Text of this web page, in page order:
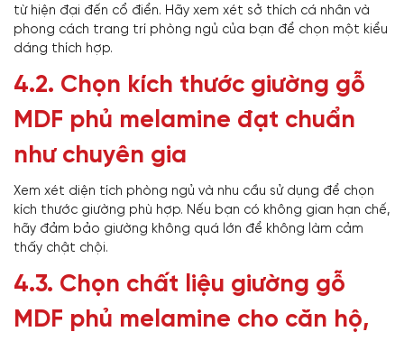
từ hiện đại đến cổ điển. Hãy xem xét sở thích cá nhân và
phong cách trang trí phòng ngủ của bạn để chọn một kiểu
dáng thích hợp.
4.2. Chọn kích thước giường gỗ
MDF phủ melamine đạt chuẩn
như chuyên gia
Xem xét diện tích phòng ngủ và nhu cầu sử dụng để chọn
kích thước giường phù hợp. Nếu bạn có không gian hạn chế,
hãy đảm bảo giường không quá lớn để không làm cảm
thấy chật chội.
4.3. Chọn chất liệu giường gỗ
MDF phủ melamine cho căn hộ,